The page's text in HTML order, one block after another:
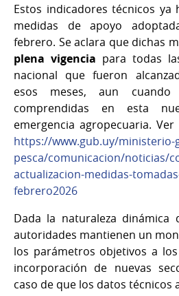
Estos indicadores técnicos ya
medidas de apoyo
febrero. Se aclara que dichas
plena vigencia para todas
nacional que fueron
esos meses, aun
comprendidas en esta
emergencia agropecuaria.
https://www.gub.uy/
pesca/comunicacion/noticias/
actualizacion-medidas-
febrero2026
Dada la naturaleza dinámica
autoridades mantienen un
los parámetros objetivos a
incorporación de nuevas
caso de que los datos técnicos